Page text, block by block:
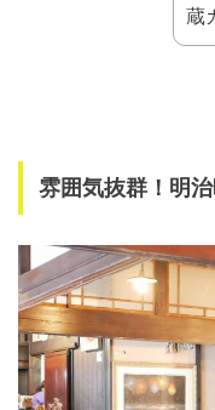
蔵
雰囲気抜群！明